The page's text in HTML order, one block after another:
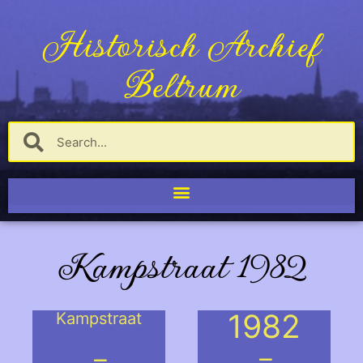
Historisch Archief
Beltrum
Kampstraat 1982
Kampstraat
1982